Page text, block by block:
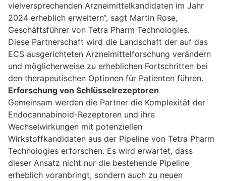
vielversprechenden Arzneimittelkandidaten im Jahr
2024 erheblich erweitern“, sagt Martin Rose,
Geschäftsführer von Tetra Pharm Technologies.
Diese Partnerschaft wird die Landschaft der auf das
ECS ausgerichteten Arzneimittelforschung verändern
und möglicherweise zu erheblichen Fortschritten bei
den therapeutischen Optionen für Patienten führen.
Erforschung von Schlüsselrezeptoren
Gemeinsam werden die Partner die Komplexität der
Endocannabinoid-Rezeptoren und ihre
Wechselwirkungen mit potenziellen
Wirkstoffkandidaten aus der Pipeline von Tetra Pharm
Technologies erforschen. Es wird erwartet, dass
dieser Ansatz nicht nur die bestehende Pipeline
erheblich voranbringt, sondern auch zu neuen